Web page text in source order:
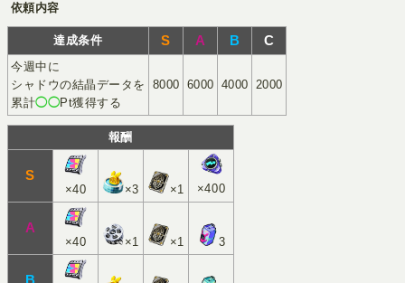
依頼内容
達成条件 S A B C
今週中に
シャドウの結晶データを
累計◯◯Pt獲得する
8000 6000 4000 2000
報酬
S
×40 ×3 ×1 ×400
A
×40 ×1 ×1 3
B